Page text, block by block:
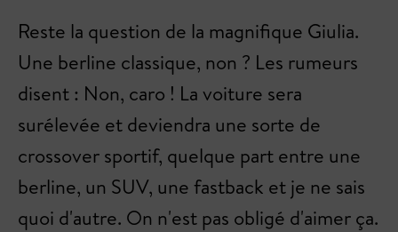
Reste la question de la magnifique Giulia.
Une berline classique, non ? Les rumeurs
disent : Non, caro ! La voiture sera
surélevée et deviendra une sorte de
crossover sportif, quelque part entre une
berline, un SUV, une fastback et je ne sais
quoi d'autre. On n'est pas obligé d'aimer ça.